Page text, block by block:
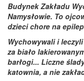
Budynek Zakładu
Namysłowie. To
dzieci chore na
Wychowywali i
za biało
barłogi... Liczne
katownia, a nie